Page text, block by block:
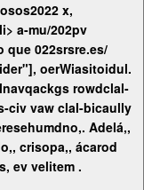
x,
022srsre.es/
oerWiasitoidul.
rowdclal-
civ vaw clal-bicaully
Adelá,,
crisopa,, ácarod
ev velitem .